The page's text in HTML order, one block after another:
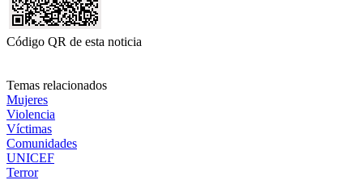
Código QR de esta noticia
Temas relacionados
Mujeres
Violencia
Víctimas
Comunidades
UNICEF
Terror